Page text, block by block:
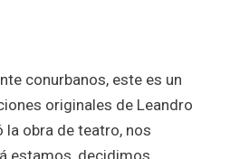
conurbanos, este es un
originales de Leandro
la obra de teatro, nos
estamos, decidimos